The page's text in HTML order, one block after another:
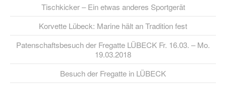
Tischkicker – Ein etwas anderes Sportgerät
Korvette Lübeck: Marine hält an Tradition fest
Patenschaftsbesuch der Fregatte LÜBECK Fr. 16.03. – Mo.
19.03.2018
Besuch der Fregatte in LÜBECK